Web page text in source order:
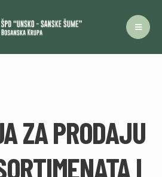
ZA PRODAJU
I